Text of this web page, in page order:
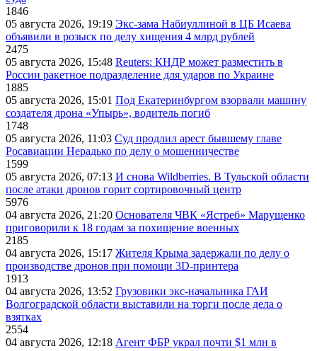
1846
05 августа 2026, 19:19 Экс-зама Набиуллиной в ЦБ Исаева
объявили в розыск по делу хищения 4 млрд рублей
2475
05 августа 2026, 15:48 Reuters: КНДР может разместить в
России ракетное подразделение для ударов по Украине
1885
05 августа 2026, 15:01 Под Екатеринбургом взорвали машину
создателя дрона «Упырь», водитель погиб
1748
05 августа 2026, 11:03 Суд продлил арест бывшему главе
Росавиации Нерадько по делу о мошенничестве
1599
05 августа 2026, 07:13 И снова Wildberries. В Тульской области
после атаки дронов горит сортировочный центр
5976
04 августа 2026, 21:20 Основателя ЧВК «Ястреб» Марущенко
приговорили к 18 годам за похищение военных
2185
04 августа 2026, 15:17 Жителя Крыма задержали по делу о
производстве дронов при помощи 3D‑принтера
1913
04 августа 2026, 13:52 Грузовики экс-начальника ГАИ
Волгоградской области выставили на торги после дела о
взятках
2554
04 августа 2026, 12:18 Агент ФБР украл почти $1 млн в